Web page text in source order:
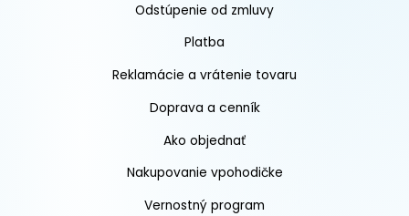
Odstúpenie od zmluvy
Platba
Reklamácie a vrátenie tovaru
Doprava a cenník
Ako objednať
Nakupovanie vpohodičke
Vernostný program